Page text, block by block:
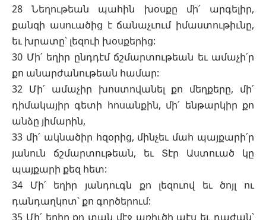
28 Նեղութեան պահին խօսքը մի՛ արգելիր,
քանզի ասուածից է ճանաչւում իմաստութիւնը,
եւ խրատը՝ լեզուի խօսքերից:
30 Մի՛ եղիր ընդդէմ ճշմարտութեան եւ ամաչի՛ր
քո անարժանութեան համար:
32 Մի՛ ամաչիր խոստովանել քո մեղքերը, մի՛
դիմակայիր գետի հոսանքին, մի՛ ենթարկիր քո
անձը յիմարին,
33 մի՛ ակնածիր հզօրից, մինչեւ մահ պայքարի՛ր
յանուն ճշմարտութեան, եւ Տէր Աստուած կը
պայքարի քեզ հետ:
34 Մի՛ եղիր յանդուգն քո լեզուով եւ ծոյլ ու
դանդաղկոտ՝ քո գործերում:
35 Մի՛ եղիր քո տան մէջ առիւծի պէս եւ դաժան՝